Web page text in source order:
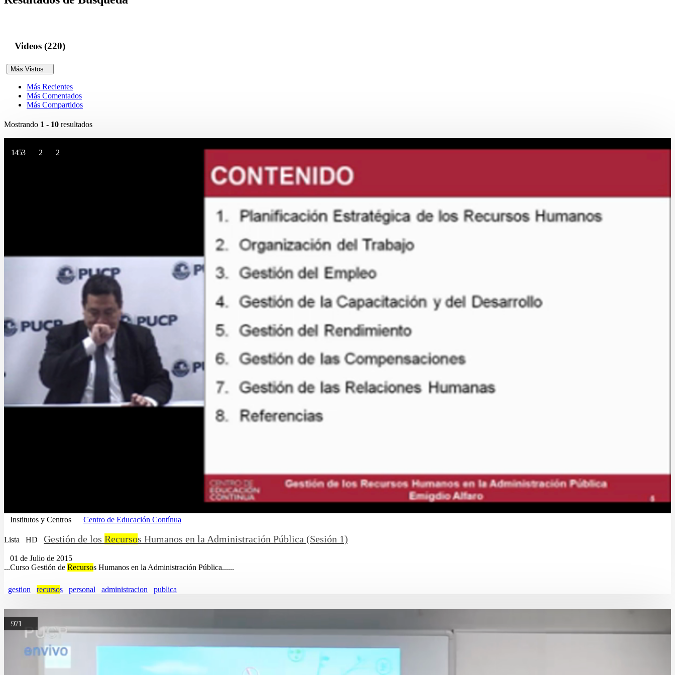
Videos (220)
Más Vistos
Más Recientes
Más Comentados
Más Compartidos
Mostrando 1 - 10 resultados
1453 2 2
Institutos y Centros Centro de Educación Contínua
Lista HD Gestión de los Recursos Humanos en la Administración Pública (Sesión 1)
01 de Julio de 2015
...Curso Gestión de Recursos Humanos en la Administración Pública......
gestion recursos personal administracion publica
971